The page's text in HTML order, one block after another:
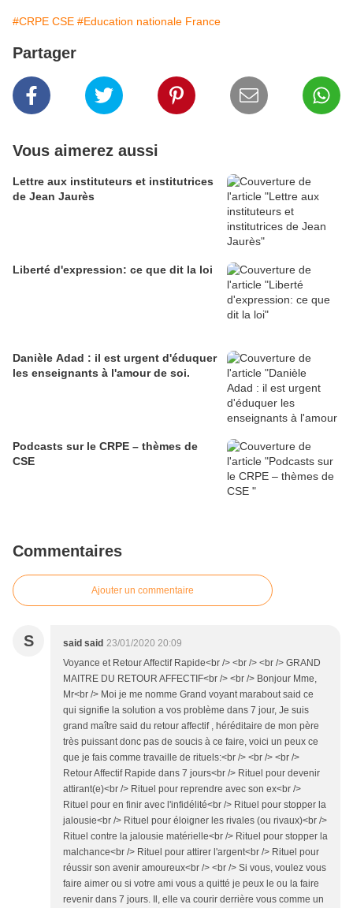
#CRPE CSE #Education nationale France
Partager
Vous aimerez aussi
Lettre aux instituteurs et institutrices
de Jean Jaurès
Liberté d'expression: ce que dit la loi
Danièle Adad : il est urgent d'éduquer
les enseignants à l'amour de soi.
Podcasts sur le CRPE – thèmes de
CSE
Commentaires
Ajouter un commentaire
S said said 23/01/2020 20:09
Voyance et Retour Affectif Rapide<br /> <br /> <br /> GRAND
MAITRE DU RETOUR AFFECTIF<br /> <br /> Bonjour Mme,
Mr<br /> Moi je me nomme Grand voyant marabout said ce
qui signifie la solution a vos problème dans 7 jour, Je suis
grand maître said du retour affectif , héréditaire de mon père
très puissant donc pas de soucis à ce faire, voici un peux ce
que je fais comme travaille de rituels:<br /> <br /> <br />
Retour Affectif Rapide dans 7 jours<br /> Rituel pour devenir
attirant(e)<br /> Rituel pour reprendre avec son ex<br />
Rituel pour en finir avec l'infidélité<br /> Rituel pour stopper la
jalousie<br /> Rituel pour éloigner les rivales (ou rivaux)<br />
Rituel contre la jalousie matérielle<br /> Rituel pour stopper la
malchance<br /> Rituel pour attirer l'argent<br /> Rituel pour
réussir son avenir amoureux<br /> <br /> Si vous, voulez vous
faire aimer ou si votre ami vous a quitté je peux le ou la faire
revenir dans 7 jours. Il, elle va courir derrière vous comme un